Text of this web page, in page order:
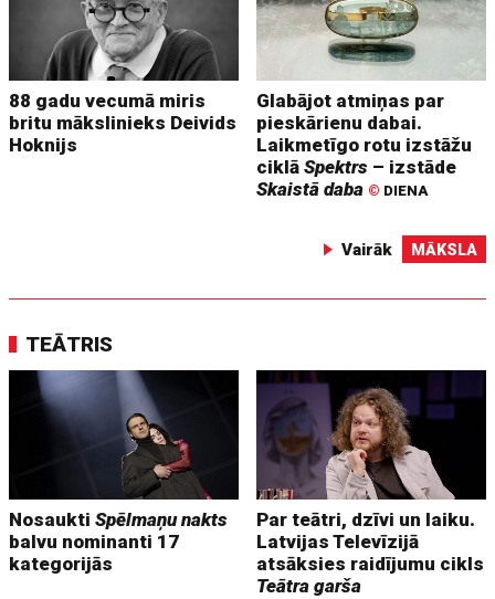
88 gadu vecumā miris
britu mākslinieks Deivids
Hoknijs
Glabājot atmiņas par
pieskārienu dabai.
Laikmetīgo rotu izstāžu
ciklāSpektrs – izstāde
Skaistā daba © DIENA
Vairāk MĀKSLA
TEĀTRIS
NosauktiSpēlmaņu nakts
balvu nominanti 17
kategorijās
Par teātri, dzīvi un laiku.
Latvijas Televīzijā
atsāksies raidījumu cikls
Teātra garša